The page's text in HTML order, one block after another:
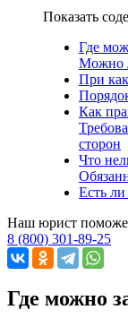
Показать
Где
Можно
При
Как
сторон
Что
Есть ли
Наш юрист
8 (800) 301-89-25
Где можно